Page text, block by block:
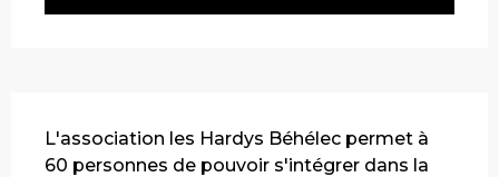
L'association les Hardys Béhélec permet à
60 personnes de pouvoir s'intégrer dans la